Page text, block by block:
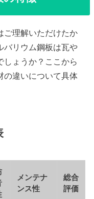
ご理解いただけたか
バリウム鋼板は瓦や
しょうか？ここから
の違いについて具体
メンテナ
ンス性
総合
評価